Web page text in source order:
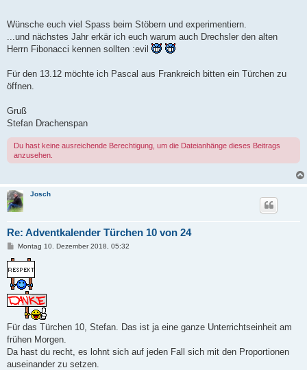
Wünsche euch viel Spass beim Stöbern und experimentiern.
...und nächstes Jahr erkär ich euch warum auch Drechsler den alten
Herrn Fibonacci kennen sollten :evil
Für den 13.12 möchte ich Pascal aus Frankreich bitten ein Türchen zu
öffnen.
Gruß
Stefan Drachenspan
Du hast keine ausreichende Berechtigung, um die Dateianhänge dieses Beitrags
anzusehen.
Josch
Re: Adventkalender Türchen 10 von 24
B
i
t
r
a
g
Montag 10. Dezember 2018, 05:32
Für das Türchen 10, Stefan. Das ist ja eine ganze Unterrichtseinheit am
frühen Morgen.
Da hast du recht, es lohnt sich auf jeden Fall sich mit den Proportionen
auseinander zu setzen.